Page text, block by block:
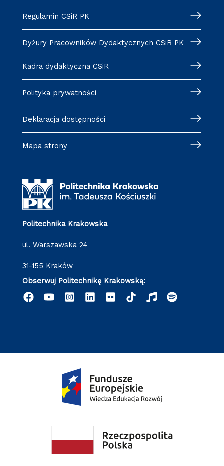
Regulamin CSiR PK
Dyżury Pracowników Dydaktycznych CSiR PK
Kadra dydaktyczna CSiR
Polityka prywatności
Deklaracja dostępności
Mapa strony
Politechnika Krakowska
ul. Warszawska 24
31-155 Kraków
Obserwuj Politechnikę Krakowską: